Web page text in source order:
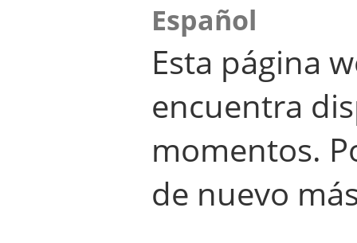
Español
Esta página
encuentra
momentos.
de nuevo